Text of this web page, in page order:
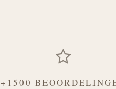
+1500